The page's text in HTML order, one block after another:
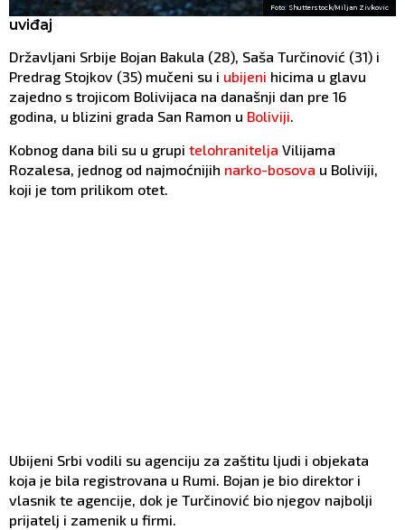
Foto: Shutterstock/Miljan Zivkovic
uviđaj
Državljani Srbije Bojan Bakula (28), Saša Turčinović (31) i
Predrag Stojkov (35) mučeni su i ubijeni hicima u glavu
zajedno s trojicom Bolivijaca na današnji dan pre 16
godina, u blizini grada San Ramon u Boliviji.
Kobnog dana bili su u grupi telohranitelja Vilijama
Rozalesa, jednog od najmoćnijih narko-bosova u Boliviji,
koji je tom prilikom otet.
Ubijeni Srbi vodili su agenciju za zaštitu ljudi i objekata
koja je bila registrovana u Rumi. Bojan je bio direktor i
vlasnik te agencije, dok je Turčinović bio njegov najbolji
prijatelj i zamenik u firmi.